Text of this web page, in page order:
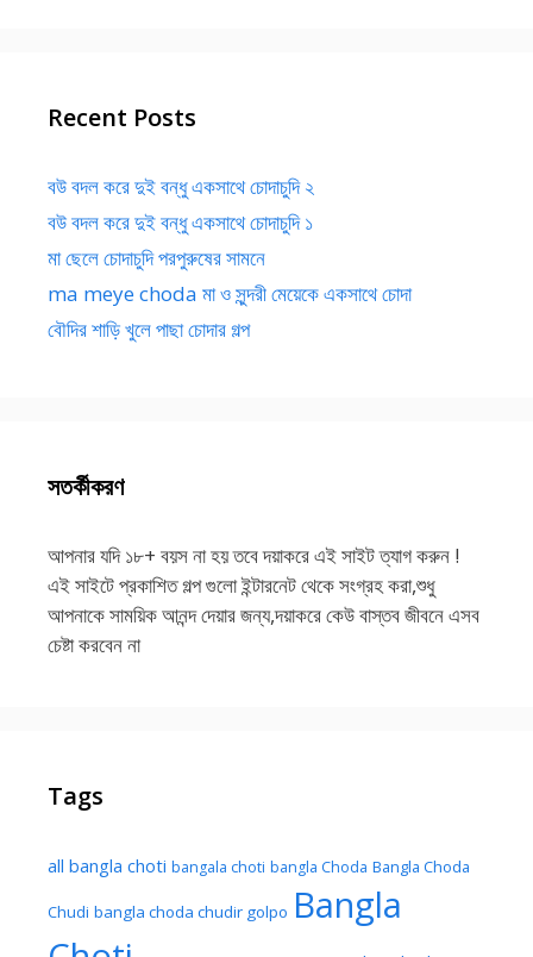
Recent Posts
বউ বদল করে দুই বন্ধু একসাথে চোদাচুদি ২
বউ বদল করে দুই বন্ধু একসাথে চোদাচুদি ১
মা ছেলে চোদাচুদি পরপুরুষের সামনে
ma meye choda মা ও সুন্দরী মেয়েকে একসাথে চোদা
বৌদির শাড়ি খুলে পাছা চোদার গল্প
সতর্কীকরণ
আপনার যদি ১৮+ বয়স না হয় তবে দয়াকরে এই সাইট ত্যাগ করুন !
এই সাইটে প্রকাশিত গল্প গুলো ইন্টারনেট থেকে সংগ্রহ করা,শুধু
আপনাকে সাময়িক আনন্দ দেয়ার জন্য,দয়াকরে কেউ বাস্তব জীবনে এসব
চেষ্টা করবেন না
Tags
all bangla choti bangala choti bangla Choda Bangla Choda
Chudi bangla choda chudir golpo Bangla